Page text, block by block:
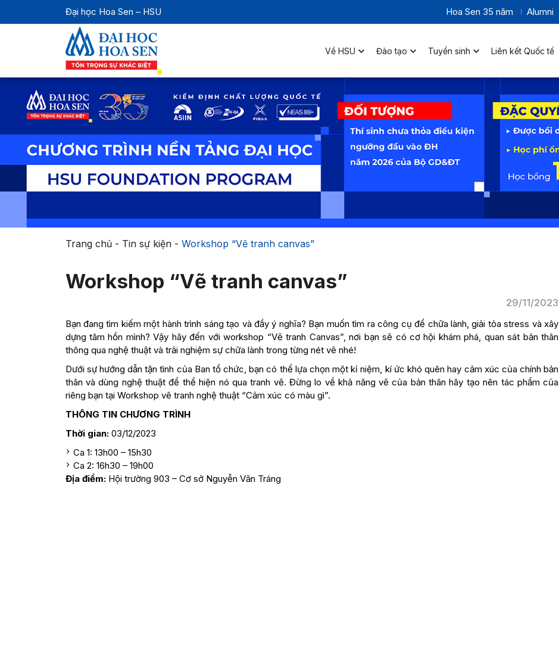
Đại học Hoa Sen – HSU Hoa Sen 35 năm Alumni
Về HSU Đào tạo Tuyển sinh Liên kết Quốc tế
Trang chủ- Tin sự kiện- Workshop “Vẽ tranh canvas”
Workshop “Vẽ tranh canvas”
29/11/2023
Bạn đang tìm kiếm một hành trình sáng tạo và đầy ý nghĩa? Bạn muốn tìm ra công cụ để chữa lành, giải tỏa stress và xây
dựng tâm hồn mình? Vậy hãy đến với workshop “Vẽ tranh Canvas”, nơi bạn sẽ có cơ hội khám phá, quan sát bản thân
thông qua nghệ thuật và trải nghiệm sự chữa lành trong từng nét vẽ nhé!
Dưới sự hướng dẫn tận tình của Ban tổ chức, bạn có thể lựa chọn một kỉ niệm, kí ức khó quên hay cảm xúc của chính bản
thân và dùng nghệ thuật để thể hiện nó qua tranh vẽ. Đừng lo về khả năng vẽ của bản thân hãy tạo nên tác phẩm của
riêng bạn tại Workshop vẽ tranh nghệ thuật “Cảm xúc có màu gì”.
THÔNG TIN CHƯƠNG TRÌNH
Thời gian:03/12/2023
Ca 1: 13h00 – 15h30
Ca 2: 16h30 – 19h00
Địa điểm: Hội trường 903 – Cơ sở Nguyễn Văn Tráng